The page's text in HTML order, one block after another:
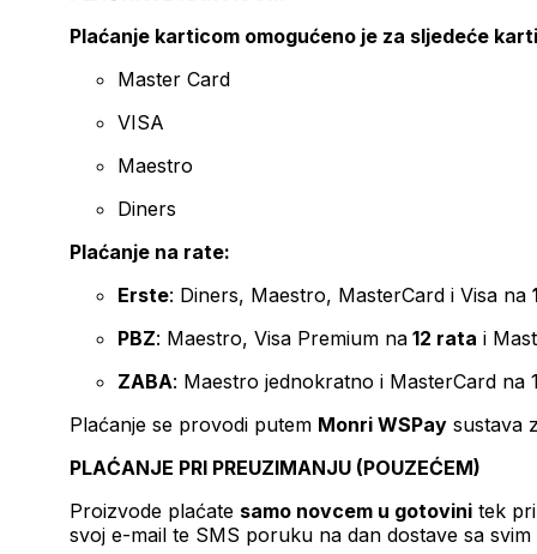
Plaćanje karticom omogućeno je za sljedeće
Master Card
VISA
Maestro
Diners
Plaćanje na rate:
Erste: Diners, Maestro, MasterCard i Visa na
PBZ: Maestro, Visa Premium na 12 rata i
ZABA: Maestro jednokratno i MasterCard na
Plaćanje se provodi putem Monri WSPay sustava
PLAĆANJE PRI PREUZIMANJU (POUZEĆEM)
Proizvode plaćate samo novcem u gotovini tek
svoj e-mail te SMS poruku na dan dostave sa svim